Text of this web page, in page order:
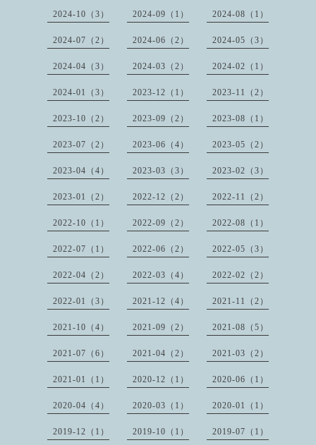
2024-10（3） 2024-09（1） 2024-08（1）
2024-07（2） 2024-06（2） 2024-05（3）
2024-04（3） 2024-03（2） 2024-02（1）
2024-01（3） 2023-12（1） 2023-11（2）
2023-10（2） 2023-09（2） 2023-08（1）
2023-07（2） 2023-06（4） 2023-05（2）
2023-04（4） 2023-03（3） 2023-02（3）
2023-01（2） 2022-12（2） 2022-11（2）
2022-10（1） 2022-09（2） 2022-08（1）
2022-07（1） 2022-06（2） 2022-05（3）
2022-04（2） 2022-03（4） 2022-02（2）
2022-01（3） 2021-12（4） 2021-11（2）
2021-10（4） 2021-09（2） 2021-08（5）
2021-07（6） 2021-04（2） 2021-03（2）
2021-01（1） 2020-12（1） 2020-06（1）
2020-04（4） 2020-03（1） 2020-01（1）
2019-12（1） 2019-10（1） 2019-07（1）